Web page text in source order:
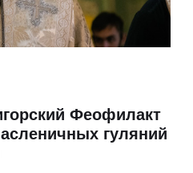
Феофилакт
гуляний